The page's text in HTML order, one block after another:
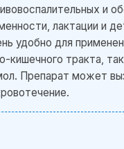
и
лактации и
удобно для
кишечного тракта,
Препарат может